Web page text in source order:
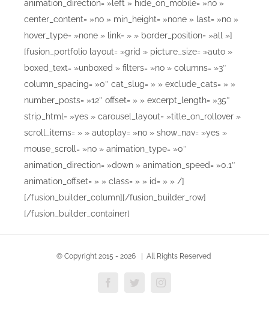
animation_direction= »left » hide_on_mobile= »no »
center_content= »no » min_height= »none » last= »no »
hover_type= »none » link= » » border_position= »all »]
[fusion_portfolio layout= »grid » picture_size= »auto »
boxed_text= »unboxed » filters= »no » columns= »3″
column_spacing= »0″ cat_slug= » » exclude_cats= » »
number_posts= »12″ offset= » » excerpt_length= »35″
strip_html= »yes » carousel_layout= »title_on_rollover »
scroll_items= » » autoplay= »no » show_nav= »yes »
mouse_scroll= »no » animation_type= »0″
animation_direction= »down » animation_speed= »0.1″
animation_offset= » » class= » » id= » » /]
[/fusion_builder_column][/fusion_builder_row]
[/fusion_builder_container]
© Copyright 2015 - 2026 | All Rights Reserved
FacebookTwitterInstagram